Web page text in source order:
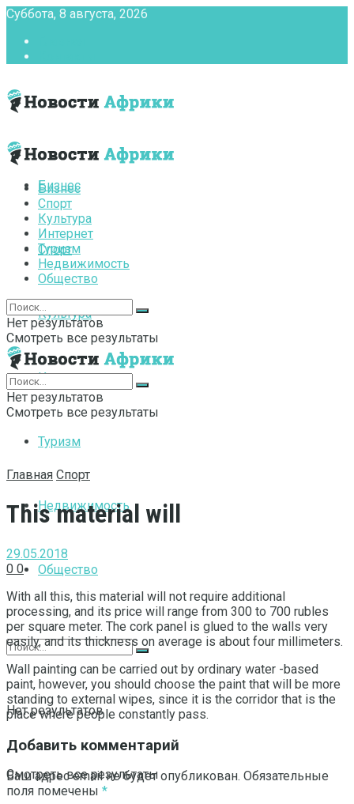
Суббота, 8 августа, 2026
Бизнес
Спорт
Культура
Интернет
Туризм
Недвижимость
Общество
Нет результатов
Смотреть все результаты
Бизнес
Спорт
Культура
Интернет
Туризм
Недвижимость
Общество
Нет результатов
Смотреть все результаты
Нет результатов
Смотреть все результаты
Главная Спорт
This material will
29.05.2018
0 0
With all this, this material will not require additional
processing, and its price will range from 300 to 700 rubles
per square meter. The cork panel is glued to the walls very
easily, and its thickness on average is about four millimeters.
Wall painting can be carried out by ordinary water -based
paint, however, you should choose the paint that will be more
standing to external wipes, since it is the corridor that is the
place where people constantly pass.
Добавить комментарий
Ваш адрес email не будет опубликован. Обязательные
поля помечены *